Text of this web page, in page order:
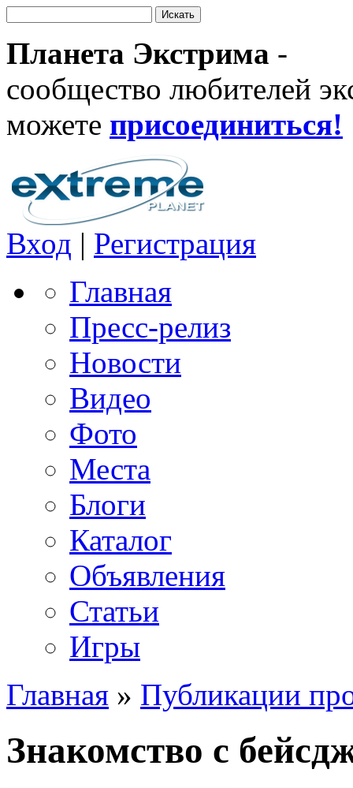
Планета Экстрима -
сообщество любителей
можете присоединиться!
Вход | Регистрация
Главная
Пресс-релиз
Новости
Видео
Фото
Места
Блоги
Каталог
Объявления
Статьи
Игры
Главная » Публикации
Знакомство с